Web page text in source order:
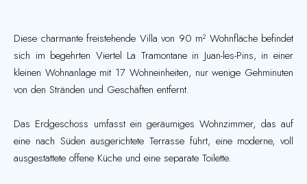
Diese charmante freistehende Villa von 90 m² Wohnfläche befindet
sich im begehrten Viertel La Tramontane in Juan-les-Pins, in einer
kleinen Wohnanlage mit 17 Wohneinheiten, nur wenige Gehminuten
von den Stränden und Geschäften entfernt.
Das Erdgeschoss umfasst ein geräumiges Wohnzimmer, das auf
eine nach Süden ausgerichtete Terrasse führt, eine moderne, voll
ausgestattete offene Küche und eine separate Toilette.